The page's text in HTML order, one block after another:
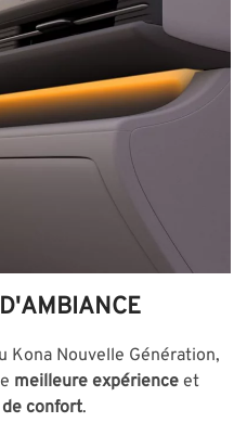
Nouvelle Génération,
meilleure expérience et
confort.